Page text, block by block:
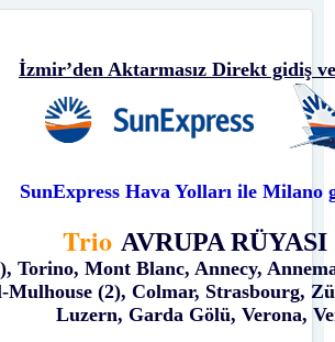
İzmir’den Aktarmasız Direkt gidiş
SunExpress Hava Yolları ile Milano
Trio AVRUPA
Torino, Mont Blanc, Annecy,
Mulhouse (2), Colmar, Strasbourg,
Luzern, Garda Gölü, Verona,